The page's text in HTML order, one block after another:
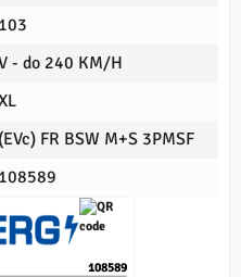
103
- do 240 KM/H
(EVc) FR BSW M+S 3PMSF
108589
108589